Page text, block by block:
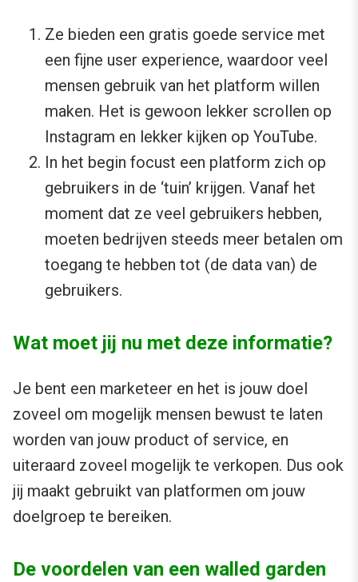
Ze bieden een gratis goede service met
een fijne user experience, waardoor veel
mensen gebruik van het platform willen
maken. Het is gewoon lekker scrollen op
Instagram en lekker kijken op YouTube.
In het begin focust een platform zich op
gebruikers in de ‘tuin’ krijgen. Vanaf het
moment dat ze veel gebruikers hebben,
moeten bedrijven steeds meer betalen om
toegang te hebben tot (de data van) de
gebruikers.
Wat moet jij nu met deze informatie?
Je bent een marketeer en het is jouw doel
zoveel om mogelijk mensen bewust te laten
worden van jouw product of service, en
uiteraard zoveel mogelijk te verkopen. Dus ook
jij maakt gebruikt van platformen om jouw
doelgroep te bereiken.
De voordelen van een walled garden